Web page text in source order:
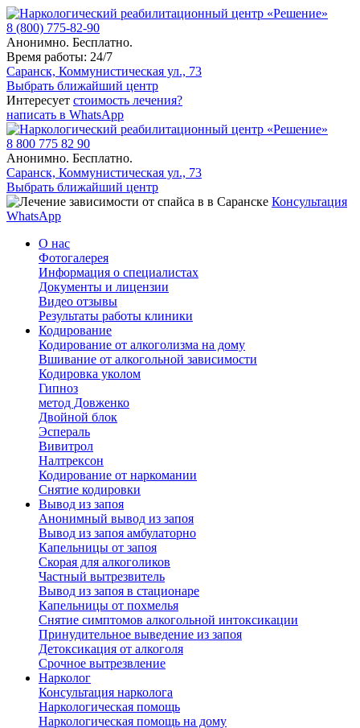
8 (800) 775-82-90
Анонимно. Бесплатно.
Время работы: 24/7
Саранск, Коммунистическая ул., 73
Выбрать ближайший центр
Интересует стоимость лечения?
написать в WhatsApp
8 800 775 82 90
Анонимно. Бесплатно.
Саранск, Коммунистическая ул., 73
Выбрать ближайший центр
Консультация
WhatsApp
О нас
Фотогалерея
Информация о специалистах
Документы и лицензии
Видео отзывы
Результаты работы клиники
Кодирование
Кодирование от алкоголизма на дому
Вшивание от алкогольной зависимости
Кодировка уколом
Гипноз
метод Довженко
Двойной блок
Эспераль
Вивитрол
Налтрексон
Кодирование от наркомании
Снятие кодировки
Вывод из запоя
Анонимный вывод из запоя
Вывод из запоя амбулаторно
Капельницы от запоя
Скорая для алкоголиков
Частный вытрезвитель
Вывод из запоя в стационаре
Капельницы от похмелья
Снятие симптомов алкогольной интоксикации
Принудительное выведение из запоя
Детоксикация от алкоголя
Срочное вытрезвление
Нарколог
Консультация нарколога
Наркологическая помощь
Наркологическая помощь на дому